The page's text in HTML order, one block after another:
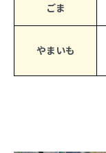
ごま
やまいも